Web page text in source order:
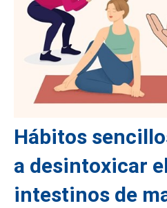
Hábitos
a desintoxicar
intestinos de